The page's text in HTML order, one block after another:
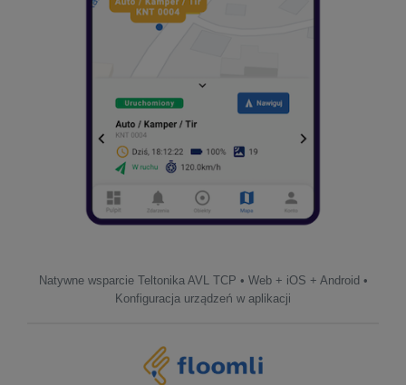
Natywne wsparcie Teltonika AVL TCP • Web + iOS + Android •
Konfiguracja urządzeń w aplikacji